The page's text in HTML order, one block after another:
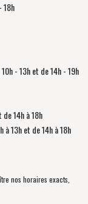
18h
- 13h et de 14h - 19h
de 14h à 18h
à 13h et de 14h à 18h
nos horaires exacts,